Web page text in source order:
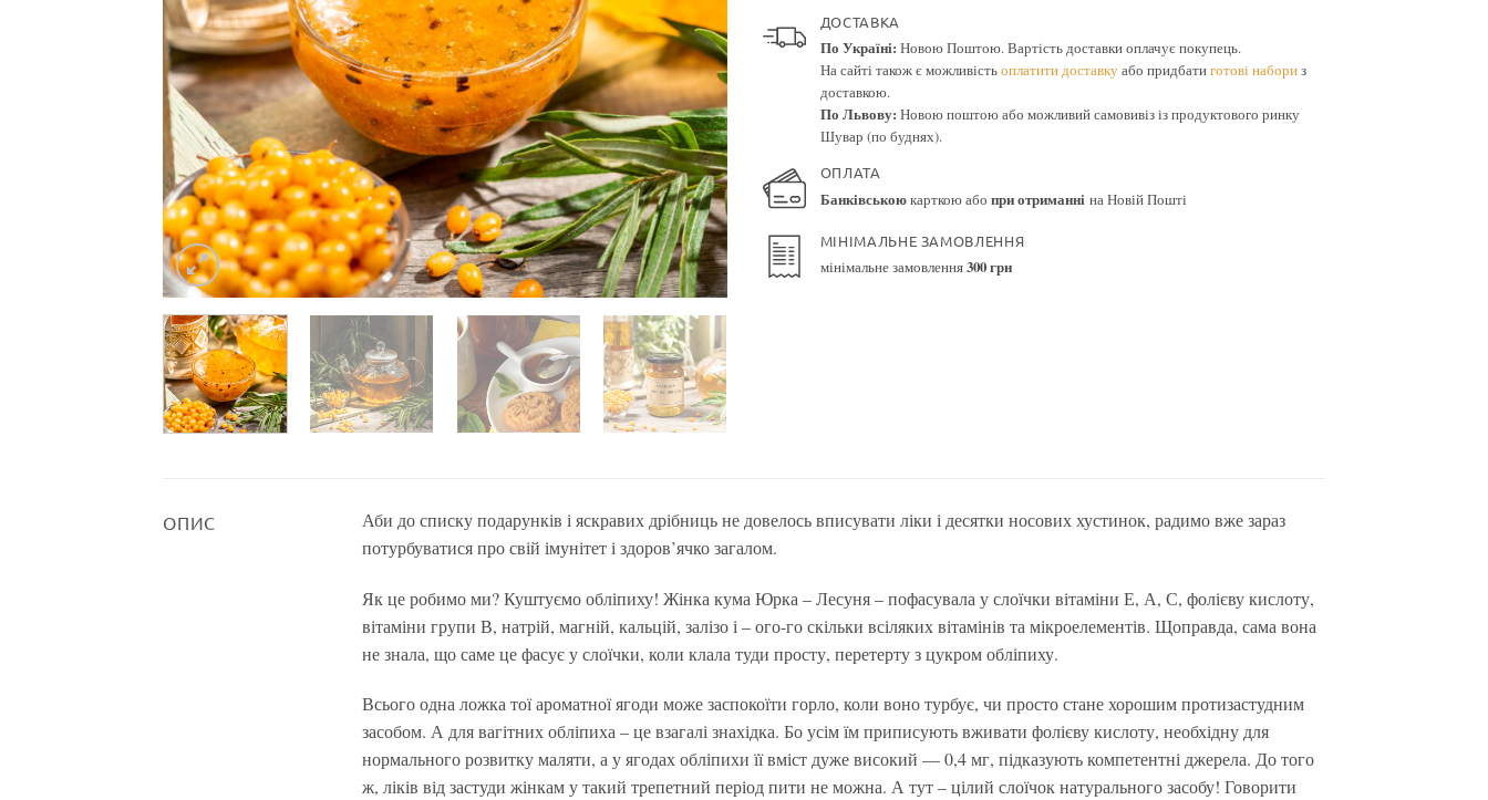
ДОСТАВКА
По Україні: Новою Поштою. Вартість доставки оплачує покупець.
На сайті також є можливістьоплатити доставкуабо придбатиготові набориз
доставкою.
По Львову: Новою поштою або можливий самовивіз із продуктового ринку
Шувар (по буднях).
ОПЛАТА
Банківськоюкарткою або при отриманніна Новій Пошті
МІНІМАЛЬНЕ ЗАМОВЛЕННЯ
мінімальне замовлення300 грн
ОПИС
Аби до списку подарунків і яскравих дрібниць не довелось вписувати ліки і десятки носових хустинок, радимо вже зараз
потурбуватися про свій імунітет і здоров’ячко загалом.
Як це робимо ми? Куштуємо обліпиху! Жінка кума Юрка – Лесуня – пофасувала у слоїчки вітаміни Е, А, С, фолієву кислоту,
вітаміни групи В, натрій, магній, кальцій, залізо і – ого-го скільки всіляких вітамінів та мікроелементів. Щоправда, сама вона
не знала, що саме це фасує у слоїчки, коли клала туди просту, перетерту з цукром обліпиху.
Всього одна ложка тої ароматної ягоди може заспокоїти горло, коли воно турбує, чи просто стане хорошим протизастудним
засобом. А для вагітних обліпиха – це взагалі знахідка. Бо усім їм приписують вживати фолієву кислоту, необхідну для
нормального розвитку маляти, а у ягодах обліпихи її вміст дуже високий — 0,4 мг, підказують компетентні джерела. До того
ж, ліків від застуди жінкам у такий трепетний період пити не можна. А тут – цілий слоїчок натурального засобу! Говорити